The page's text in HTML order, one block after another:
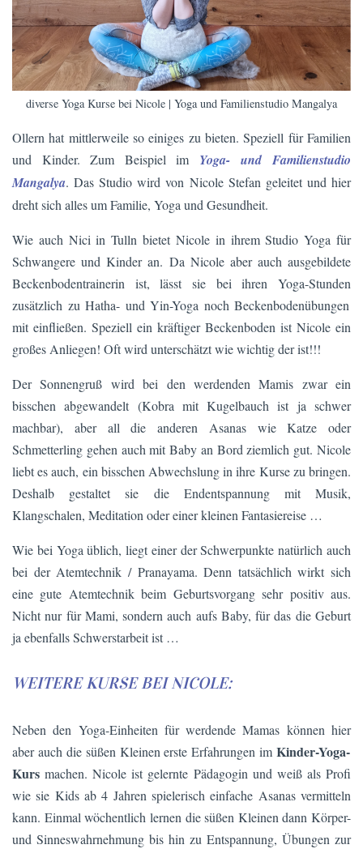
diverse Yoga Kurse bei Nicole | Yoga und Familienstudio Mangalya
Ollern hat mittlerweile so einiges zu bieten. Speziell für Familien
und Kinder. Zum Beispiel im Yoga- und Familienstudio
Mangalya. Das Studio wird von Nicole Stefan geleitet und hier
dreht sich alles um Familie, Yoga und Gesundheit.
Wie auch Nici in Tulln bietet Nicole in ihrem Studio Yoga für
Schwangere und Kinder an. Da Nicole aber auch ausgebildete
Beckenbodentrainerin ist, lässt sie bei ihren Yoga-Stunden
zusätzlich zu Hatha- und Yin-Yoga noch Beckenbodenübungen
mit einfließen. Speziell ein kräftiger Beckenboden ist Nicole ein
großes Anliegen! Oft wird unterschätzt wie wichtig der ist!!!
Der Sonnengruß wird bei den werdenden Mamis zwar ein
bisschen abgewandelt (Kobra mit Kugelbauch ist ja schwer
machbar), aber all die anderen Asanas wie Katze oder
Schmetterling gehen auch mit Baby an Bord ziemlich gut. Nicole
liebt es auch, ein bisschen Abwechslung in ihre Kurse zu bringen.
Deshalb gestaltet sie die Endentspannung mit Musik,
Klangschalen, Meditation oder einer kleinen Fantasiereise …
Wie bei Yoga üblich, liegt einer der Schwerpunkte natürlich auch
bei der Atemtechnik / Pranayama. Denn tatsächlich wirkt sich
eine gute Atemtechnik beim Geburtsvorgang sehr positiv aus.
Nicht nur für Mami, sondern auch aufs Baby, für das die Geburt
ja ebenfalls Schwerstarbeit ist …
WEITERE KURSE BEI NICOLE:
Neben den Yoga-Einheiten für werdende Mamas können hier
aber auch die süßen Kleinen erste Erfahrungen im Kinder-Yoga-
Kurs machen. Nicole ist gelernte Pädagogin und weiß als Profi
wie sie Kids ab 4 Jahren spielerisch einfache Asanas vermitteln
kann. Einmal wöchentlich lernen die süßen Kleinen dann Körper-
und Sinneswahrnehmung bis hin zu Entspannung, Übungen zur